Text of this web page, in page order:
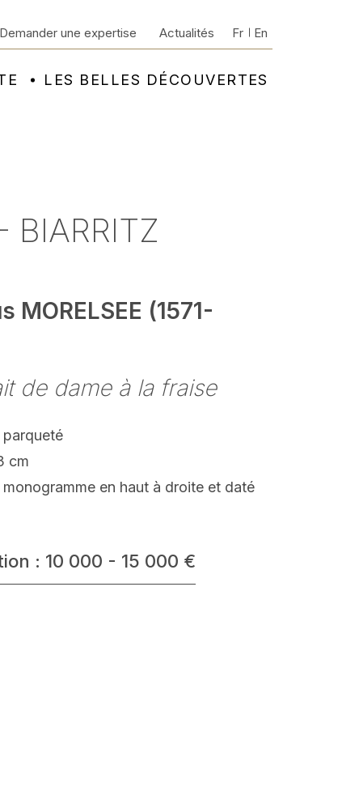
LES BELLES DÉCOUVERTES
Demander une expertise Actualités Fr En
BIARRITZ
MORELSEE (1571-
de dame à la fraise
parqueté
cm
monogramme en haut à droite et daté
: 10 000 - 15 000 €